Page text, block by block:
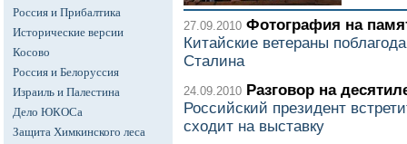
Россия и Прибалтика
Исторические версии
Косово
Россия и Белоруссия
Израиль и Палестина
Дело ЮКОСа
Защита Химкинского леса
27.09.2010 Фотография на
Китайские ветераны
Сталина
24.09.2010 Разговор на
Российский президент
сходит на выставку